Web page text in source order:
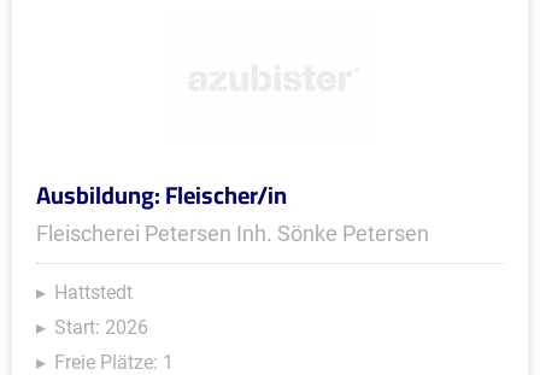
Ausbildung: Fleischer/in
Fleischerei Petersen Inh. Sönke Petersen
Hattstedt
Start: 2026
Freie Plätze: 1